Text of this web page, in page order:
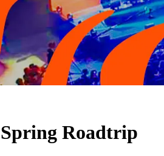
Roadtrip